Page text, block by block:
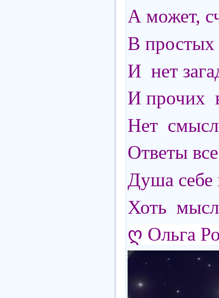
А может,
В простых
И нет
И прочих
Нет
Ответы
Душа себе
Хоть
ღ Ольга